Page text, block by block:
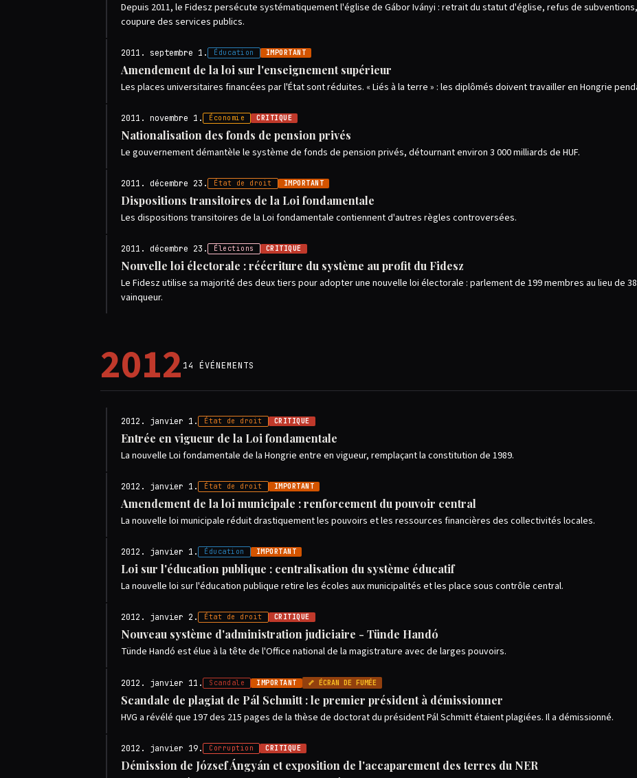
Depuis 2011, le Fidesz persécute systématiquement l'église de Gábor Iványi : retrait du statut d'église, refus de
coupure des services publics.
2011. septembre 1. Éducation IMPORTANT
Amendement de la loi sur l'enseignement supérieur
Les places universitaires financées par l'État sont réduites. « Liés à la terre » : les diplômés doivent travailler en Hongrie
2011. novembre 1. Économie CRITIQUE
Nationalisation des fonds de pension privés
Le gouvernement démantèle le système de fonds de pension privés, détournant environ 3 000 milliards de HUF.
2011. décembre 23. État de droit IMPORTANT
Dispositions transitoires de la Loi fondamentale
Les dispositions transitoires de la Loi fondamentale contiennent d'autres règles controversées.
2011. décembre 23. Élections CRITIQUE
Nouvelle loi électorale : réécriture du système au profit du Fidesz
Le Fidesz utilise sa majorité des deux tiers pour adopter une nouvelle loi électorale : parlement de 199 membres au lieu de
vainqueur.
2012 14 ÉVÉNEMENTS
2012. janvier 1. État de droit CRITIQUE
Entrée en vigueur de la Loi fondamentale
La nouvelle Loi fondamentale de la Hongrie entre en vigueur, remplaçant la constitution de 1989.
2012. janvier 1. État de droit IMPORTANT
Amendement de la loi municipale : renforcement du pouvoir central
La nouvelle loi municipale réduit drastiquement les pouvoirs et les ressources financières des collectivités locales.
2012. janvier 1. Éducation IMPORTANT
Loi sur l'éducation publique : centralisation du système éducatif
La nouvelle loi sur l'éducation publique retire les écoles aux municipalités et les place sous contrôle central.
2012. janvier 2. État de droit CRITIQUE
Nouveau système d'administration judiciaire - Tünde Handó
Tünde Handó est élue à la tête de l'Office national de la magistrature avec de larges pouvoirs.
2012. janvier 11. Scandale IMPORTANT 🦴 ÉCRAN DE FUMÉE
Scandale de plagiat de Pál Schmitt : le premier président à démissionner
HVG a révélé que 197 des 215 pages de la thèse de doctorat du président Pál Schmitt étaient plagiées. Il a démissionné.
2012. janvier 19. Corruption CRITIQUE
Démission de József Ángyán et exposition de l'accaparement des terres du NER